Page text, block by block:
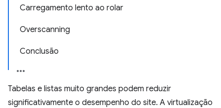
Carregamento lento ao rolar
Overscanning
Conclusão
Tabelas e listas muito grandes podem reduzir
significativamente o desempenho do site. A virtualização